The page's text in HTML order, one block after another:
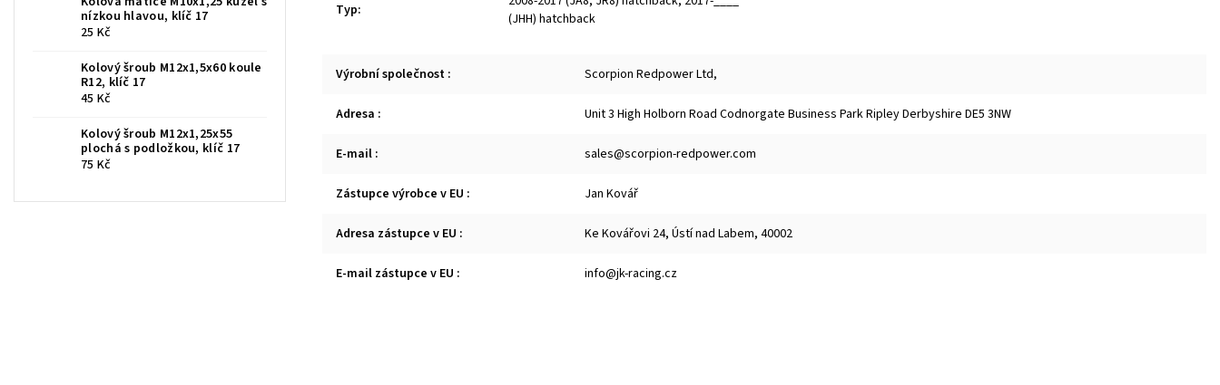
nízkou hlavou, klíč 17
25 Kč
Kolový šroub M12x1,5x60 koule
R12, klíč 17
45 Kč
Kolový šroub M12x1,25x55
plochá s podložkou, klíč 17
75 Kč
Typ:
(JHH) hatchback
Výrobní společnost : Scorpion Redpower Ltd,
Adresa : Unit 3 High Holborn Road Codnorgate Business Park Ripley Derbyshire DE5 3NW
E-mail : sales@scorpion-redpower.com
Zástupce výrobce v EU : Jan Kovář
Adresa zástupce v EU : Ke Kovářovi 24, Ústí nad Labem, 40002
E-mail zástupce v EU : info@jk-racing.cz